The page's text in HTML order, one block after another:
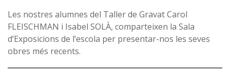
Les nostres alumnes del Taller de Gravat Carol
FLEISCHMAN i Isabel SOLÀ, comparteixen la Sala
d’Exposicions de l’escola per presentar-nos les seves
obres més recents.